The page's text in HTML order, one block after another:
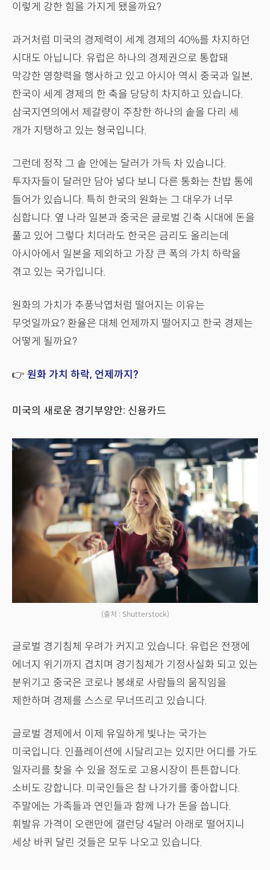
이렇게 강한 힘을 가지게 됐을까요?
과거처럼 미국의 경제력이 세계 경제의 40%를 차지하던
시대도 아닙니다. 유럽은 하나의 경제권으로 통합돼
막강한 영향력을 행사하고 있고 아시아 역시 중국과 일본,
한국이 세계 경제의 한 축을 당당히 차지하고 있습니다.
삼국지연의에서 제갈량이 주창한 하나의 솥을 다리 세
개가 지탱하고 있는 형국입니다.
그런데 정작 그 솥 안에는 달러가 가득 차 있습니다.
투자자들이 달러만 담아 넣다 보니 다른 통화는 찬밥 통에
들어가 있습니다. 특히 한국의 원화는 그 대우가 너무
심합니다. 옆 나라 일본과 중국은 글로벌 긴축 시대에 돈을
풀고 있어 그렇다 치더라도 한국은 금리도 올리는데
아시아에서 일본을 제외하고 가장 큰 폭의 가치 하락을
겪고 있는 국가입니다.
원화의 가치가 추풍낙엽처럼 떨어지는 이유는
무엇일까요? 환율은 대체 언제까지 떨어지고 한국 경제는
어떻게 될까요?
👉 원화 가치 하락, 언제까지?
미국의 새로운 경기부양안: 신용카드
(출처 : Shutterstock)
글로벌 경기침체 우려가 커지고 있습니다. 유럽은 전쟁에
에너지 위기까지 겹치며 경기침체가 기정사실화 되고 있는
분위기고 중국은 코로나 봉쇄로 사람들의 움직임을
제한하며 경제를 스스로 무너뜨리고 있습니다.
글로벌 경제에서 이제 유일하게 빛나는 국가는
미국입니다. 인플레이션에 시달리고는 있지만 어디를 가도
일자리를 찾을 수 있을 정도로 고용시장이 튼튼합니다.
소비도 강합니다. 미국인들은 참 나가기를 좋아합니다.
주말에는 가족들과 연인들과 함께 나가 돈을 씁니다.
휘발유 가격이 오랜만에 갤런당 4달러 아래로 떨어지니
세상 바퀴 달린 것들은 모두 나오고 있습니다.